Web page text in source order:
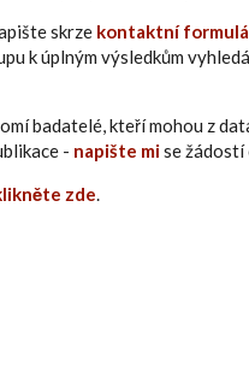
skrze kontaktní
k úplným výsledkům
badatelé, kteří mohou z
- napište mise žádostí
zde.